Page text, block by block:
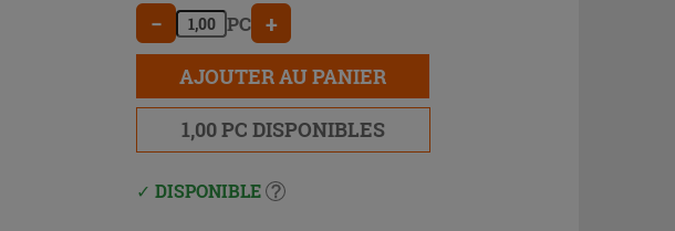
− PC +
AJOUTER AU PANIER
1,00 PC DISPONIBLES
DISPONIBLE